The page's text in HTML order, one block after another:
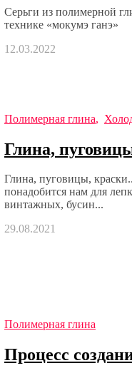
Серьги из полимерной
технике «мокумэ ганэ»
12.03.2022
Полимерная глина,
Глина,
Глина, пуговицы,
понадобится нам для
винтажных, бусин...
29.08.2021
Полимерная глина
Процесс